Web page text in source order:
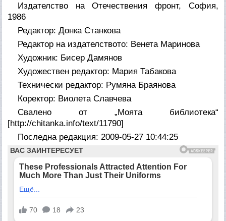
Издателство на Отечествения фронт, София,
1986
Редактор: Донка Станкова
Редактор на издателството: Венета Маринова
Художник: Бисер Дамянов
Художествен редактор: Мария Табакова
Технически редактор: Румяна Браянова
Коректор: Виолета Славчева
Свалено от „Моята библиотека“
[http://chitanka.info/text/11790]
Последна редакция: 2009-05-27 10:44:25